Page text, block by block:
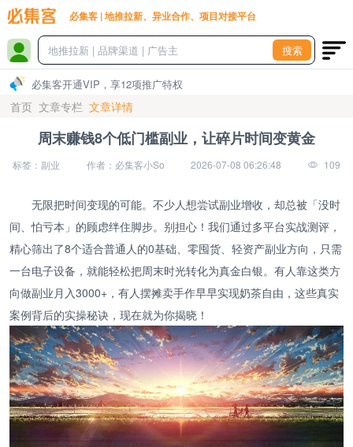
必集客 | 地推拉新、异业合作、项目对接平台
搜索
必集客开通VIP，享12项推广特权
首页 文章专栏 文章详情
周末赚钱8个低门槛副业，让碎片时间变黄金
标签：副业 作者：必集客小So 2026-07-08 06:26:48 109
无限把时间变现的可能。不少人想尝试副业增收，却总被「没时
间、怕亏本」的顾虑绊住脚步。别担心！我们通过多平台实战测评，
精心筛出了8个适合普通人的0基础、零囤货、轻资产副业方向，只需
一台电子设备，就能轻松把周末时光转化为真金白银。有人靠这类方
向做副业月入3000+，有人摆摊卖手作早早实现奶茶自由，这些真实
案例背后的实操秘诀，现在就为你揭晓！